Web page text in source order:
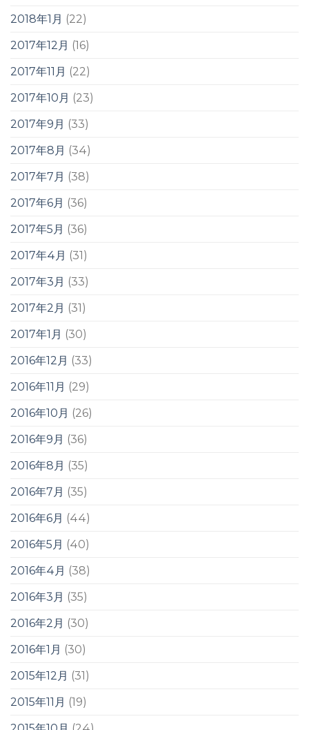
2018年1月 (22)
2017年12月 (16)
2017年11月 (22)
2017年10月 (23)
2017年9月 (33)
2017年8月 (34)
2017年7月 (38)
2017年6月 (36)
2017年5月 (36)
2017年4月 (31)
2017年3月 (33)
2017年2月 (31)
2017年1月 (30)
2016年12月 (33)
2016年11月 (29)
2016年10月 (26)
2016年9月 (36)
2016年8月 (35)
2016年7月 (35)
2016年6月 (44)
2016年5月 (40)
2016年4月 (38)
2016年3月 (35)
2016年2月 (30)
2016年1月 (30)
2015年12月 (31)
2015年11月 (19)